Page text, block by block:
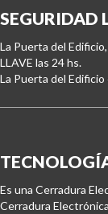
SEGURIDAD
La Puerta del
LLAVE las 24 hs.
La Puerta del
Es una Cerradura
Cerradura